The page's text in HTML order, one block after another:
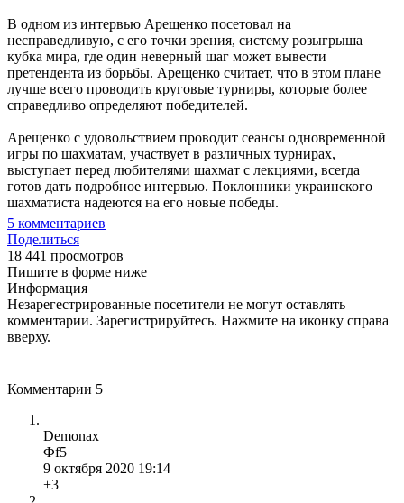
В одном из интервью Арещенко посетовал на
несправедливую, с его точки зрения, систему розыгрыша
кубка мира, где один неверный шаг может вывести
претендента из борьбы. Арещенко считает, что в этом плане
лучше всего проводить круговые турниры, которые более
справедливо определяют победителей.
Арещенко с удовольствием проводит сеансы одновременной
игры по шахматам, участвует в различных турнирах,
выступает перед любителями шахмат с лекциями, всегда
готов дать подробное интервью. Поклонники украинского
шахматиста надеются на его новые победы.
5 комментариев
Поделиться
18 441 просмотров
Пишите в форме ниже
Информация
Незарегестрированные посетители не могут оставлять
комментарии. Зарегистрируйтесь. Нажмите на иконку справа
вверху.
Комментарии 5
Demonax
Фf5
9 октября 2020 19:14
+3